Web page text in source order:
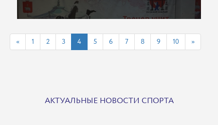
« 1 2 3 4 5 6 7 8 9 10 »
АКТУАЛЬНЫЕ НОВОСТИ СПОРТА